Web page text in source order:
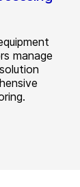
manage